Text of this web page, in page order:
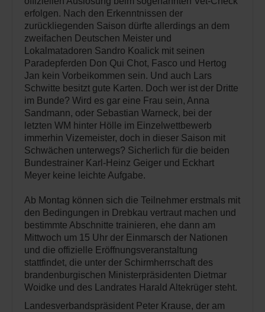
erfolgen. Nach den Erkenntnissen der
zurückliegenden Saison dürfte allerdings an dem
zweifachen Deutschen Meister und
Lokalmatadoren Sandro Koalick mit seinen
Paradepferden Don Qui Chot, Fasco und Hertog
Jan kein Vorbeikommen sein. Und auch Lars
Schwitte besitzt gute Karten. Doch wer ist der Dritte
im Bunde? Wird es gar eine Frau sein, Anna
Sandmann, oder Sebastian Warneck, bei der
letzten WM hinter Hölle im Einzelwettbewerb
immerhin Vizemeister, doch in dieser Saison mit
Schwächen unterwegs? Sicherlich für die beiden
Bundestrainer Karl-Heinz Geiger und Eckhart
Meyer keine leichte Aufgabe.
Ab Montag können sich die Teilnehmer erstmals mit
den Bedingungen in Drebkau vertraut machen und
bestimmte Abschnitte trainieren, ehe dann am
Mittwoch um 15 Uhr der Einmarsch der Nationen
und die offizielle Eröffnungsveranstaltung
stattfindet, die unter der Schirmherrschaft des
brandenburgischen Ministerpräsidenten Dietmar
Woidke und des Landrates Harald Altekrüger steht.
Landesverbandspräsident Peter Krause, der am